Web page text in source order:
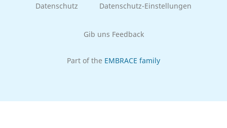
Datenschutz Datenschutz-Einstellungen
Gib uns Feedback
Part of the EMBRACE family